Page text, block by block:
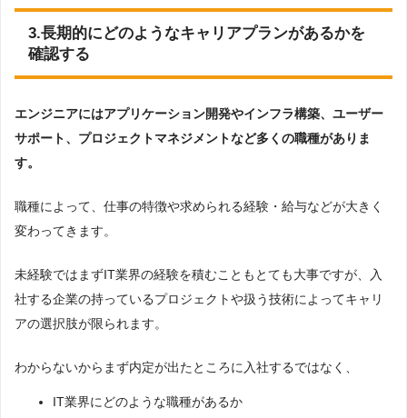
3.長期的にどのようなキャリアプランがあるかを
確認する
エンジニアにはアプリケーション開発やインフラ構築、ユーザー
サポート、プロジェクトマネジメントなど多くの職種がありま
す。
職種によって、仕事の特徴や求められる経験・給与などが大きく
変わってきます。
未経験ではまずIT業界の経験を積むこともとても大事ですが、入
社する企業の持っているプロジェクトや扱う技術によってキャリ
アの選択肢が限られます。
わからないからまず内定が出たところに入社するではなく、
IT業界にどのような職種があるか